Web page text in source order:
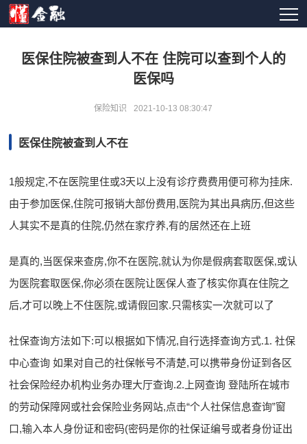
医保住院被查到人不在 住院可以查到个人的
医保吗
保险知识 2021-10-13 08:30:47
医保住院被查到人不在
1般规定,不在医院里住或3天以上没有诊疗费费用便可称为挂床.
由于参加医保,住院可报销大部份费用,医院为其出具病历,但这些
人其实不是真的住院,仍然在家疗养,有的居然还在上班
是真的,当医保来查房,你不在医院,就认为你是假病套取医保,或认
为医院套取医保,你必须在医院让医保人查了核实你真在住院之
后,才可以晚上不住医院,或请假回家.只需核实一次就可以了
社保查询方法如下:可以根据如下情况,自行选择查询方式.1. 社保
中心查询 如果对自己的社保帐号不清楚,可以携带身份证到各区
社会保险经办机构业务办理大厅查询.2.上网查询 登陆所在城市
的劳动保障网或社会保险业务网站,点击“个人社保信息查询”窗
口,输入本人身份证和密码(密码是你的社保证编号或者身份证出